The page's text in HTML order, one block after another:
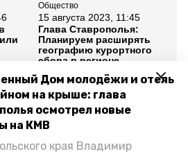
Дом молодёжи и отель
на крыше: глава
осмотрел новые
на КМВ
края Владимир
Общество
15 августа 2023, 11:45
Глава Ставрополья:
Планируем расширять
географию курортного
сбора в регионе